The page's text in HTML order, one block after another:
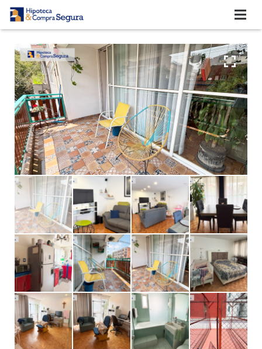
QUIENES SOMOS
SERVICIOS
BLOG
VIDEOTECA
COMENTARIOS DE CLIENTES
CONTACTO
¿Cómo comprar tu casa con un crédito?